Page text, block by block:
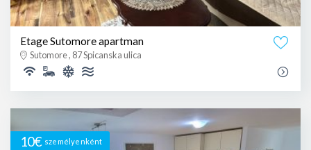
Etage Sutomore apartman
Sutomore , 87 Spicanska ulica
10€ személyenként